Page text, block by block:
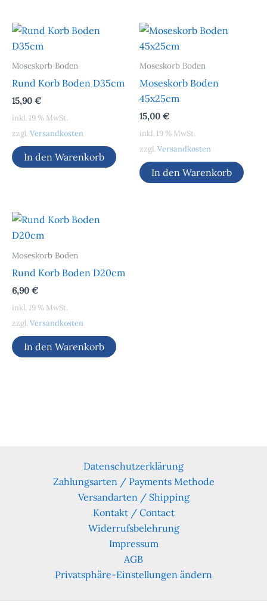
Moseskorb Boden
Rund Korb Boden D35cm
15,90 €
inkl. 19 % MwSt.
zzgl. Versandkosten
In den Warenkorb
Moseskorb Boden
Moseskorb Boden
45x25cm
15,00 €
inkl. 19 % MwSt.
zzgl. Versandkosten
In den Warenkorb
Moseskorb Boden
Rund Korb Boden D20cm
6,90 €
inkl. 19 % MwSt.
zzgl. Versandkosten
In den Warenkorb
Datenschutzerklärung
Zahlungsarten / Payments Methode
Versandarten / Shipping
Kontakt / Contact
Widerrufsbelehrung
Impressum
AGB
Privatsphäre-Einstellungen ändern